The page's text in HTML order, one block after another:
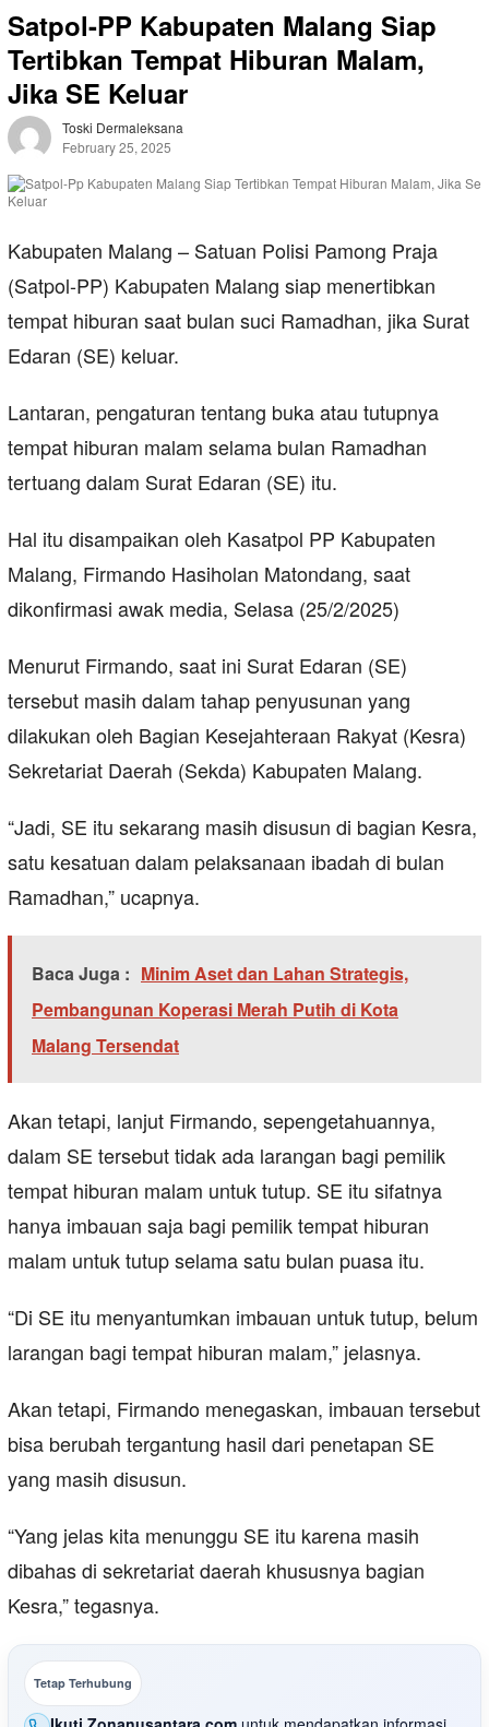
Satpol-PP Kabupaten Malang Siap
Tertibkan Tempat Hiburan Malam,
Jika SE Keluar
Toski Dermaleksana
February 25, 2025
Kabupaten Malang – Satuan Polisi Pamong Praja
(Satpol-PP) Kabupaten Malang siap menertibkan
tempat hiburan saat bulan suci Ramadhan, jika Surat
Edaran (SE) keluar.
Lantaran, pengaturan tentang buka atau tutupnya
tempat hiburan malam selama bulan Ramadhan
tertuang dalam Surat Edaran (SE) itu.
Hal itu disampaikan oleh Kasatpol PP Kabupaten
Malang, Firmando Hasiholan Matondang, saat
dikonfirmasi awak media, Selasa (25/2/2025)
Menurut Firmando, saat ini Surat Edaran (SE)
tersebut masih dalam tahap penyusunan yang
dilakukan oleh Bagian Kesejahteraan Rakyat (Kesra)
Sekretariat Daerah (Sekda) Kabupaten Malang.
“Jadi, SE itu sekarang masih disusun di bagian Kesra,
satu kesatuan dalam pelaksanaan ibadah di bulan
Ramadhan,” ucapnya.
Baca Juga : Minim Aset dan Lahan Strategis,
Pembangunan Koperasi Merah Putih di Kota
Malang Tersendat
Akan tetapi, lanjut Firmando, sepengetahuannya,
dalam SE tersebut tidak ada larangan bagi pemilik
tempat hiburan malam untuk tutup. SE itu sifatnya
hanya imbauan saja bagi pemilik tempat hiburan
malam untuk tutup selama satu bulan puasa itu.
“Di SE itu menyantumkan imbauan untuk tutup, belum
larangan bagi tempat hiburan malam,” jelasnya.
Akan tetapi, Firmando menegaskan, imbauan tersebut
bisa berubah tergantung hasil dari penetapan SE
yang masih disusun.
“Yang jelas kita menunggu SE itu karena masih
dibahas di sekretariat daerah khususnya bagian
Kesra,” tegasnya.
Tetap Terhubung